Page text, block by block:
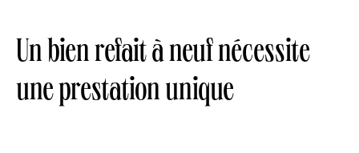
Un bien refait à neuf nécessite
une prestation unique